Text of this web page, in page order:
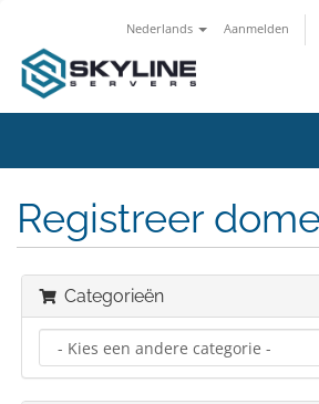
Nederlands Aanmelden
Registreer
Categorieën